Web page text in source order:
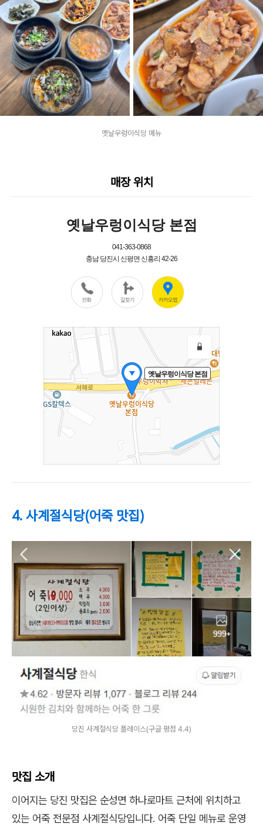
옛날우렁이식당 메뉴
매장 위치
4. 사계절식당(어죽 맛집)
당진 사계절식당 플레이스(구글 평점 4.4)
맛집 소개
이어지는 당진 맛집은 순성면 하나로마트 근처에 위치하고
있는 어죽 전문점 사계절식당입니다. 어죽 단일 메뉴로 운영